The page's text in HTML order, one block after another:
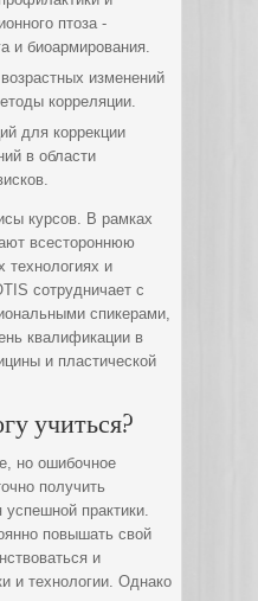
птоза -
и биоармирования.
изменений
корреляции.
для коррекции
в области
курсов. В рамках
всестороннюю
и
сотрудничает с
спикерами,
квалификации в
и пластической
учиться?
но ошибочное
получить
практики.
повышать свой
и
и технологии. Однако